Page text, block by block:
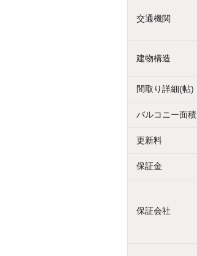
交通機関
建物構造
間取り詳細(帖)
バルコニー面積
更新料
保証金
保証会社